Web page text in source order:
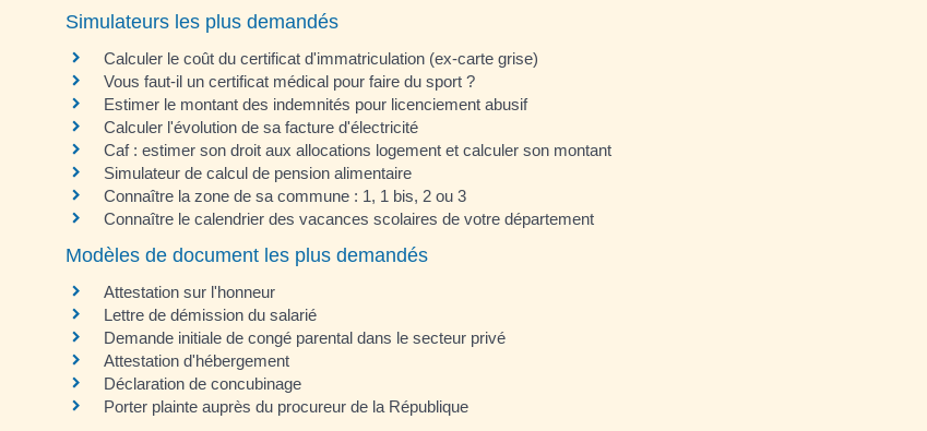
Simulateurs les plus demandés
Calculer le coût du certificat d'immatriculation (ex-carte grise)
Vous faut-il un certificat médical pour faire du sport ?
Estimer le montant des indemnités pour licenciement abusif
Calculer l'évolution de sa facture d'électricité
Caf : estimer son droit aux allocations logement et calculer son montant
Simulateur de calcul de pension alimentaire
Connaître la zone de sa commune : 1, 1 bis, 2 ou 3
Connaître le calendrier des vacances scolaires de votre département
Modèles de document les plus demandés
Attestation sur l'honneur
Lettre de démission du salarié
Demande initiale de congé parental dans le secteur privé
Attestation d'hébergement
Déclaration de concubinage
Porter plainte auprès du procureur de la République